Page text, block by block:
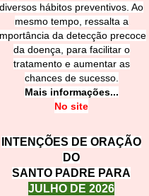
diversos hábitos preventivos. Ao
mesmo tempo, ressalta a
da detecção precoce
da doença, para facilitar o
tratamento e aumentar as
chances de sucesso.
Mais informações...
No site
INTENÇÕES DE ORAÇÃO
DO
SANTO PADRE PARA
JULHO DE 2026